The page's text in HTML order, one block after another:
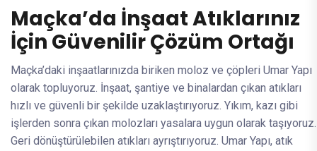
Maçka’da İnşaat Atıklarınız
İçin Güvenilir Çözüm Ortağı
Maçka’daki inşaatlarınızda biriken moloz ve çöpleri Umar Yapı
olarak topluyoruz. İnşaat, şantiye ve binalardan çıkan atıkları
hızlı ve güvenli bir şekilde uzaklaştırıyoruz. Yıkım, kazı gibi
işlerden sonra çıkan molozları yasalara uygun olarak taşıyoruz.
Geri dönüştürülebilen atıkları ayrıştırıyoruz. Umar Yapı, atık